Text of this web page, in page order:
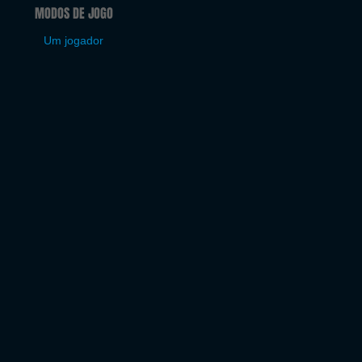
MODOS DE JOGO
Um jogador